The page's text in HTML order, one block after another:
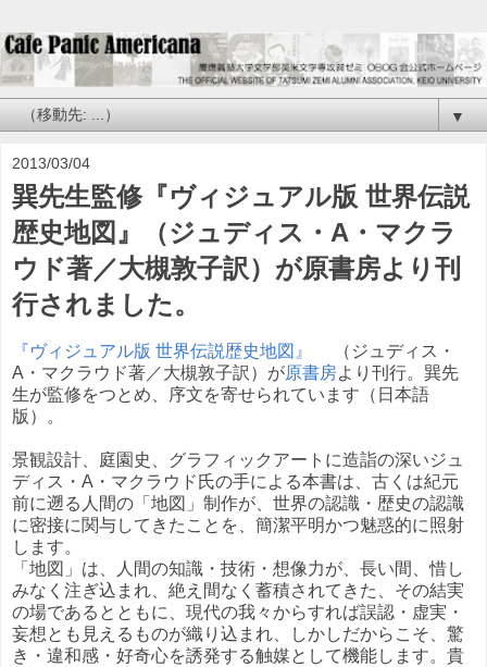
▼
2013/03/04
巽先生監修『ヴィジュアル版 世界伝説
歴史地図』（ジュディス・A・マクラ
ウド著／大槻敦子訳）が原書房より刊
行されました。
『ヴィジュアル版 世界伝説歴史地図』
（ジュディス・
A・マクラウド著／大槻敦子訳）が原書房より刊行。巽先
生が監修をつとめ、序文を寄せられています（日本語
版）。
景観設計、庭園史、グラフィックアートに造詣の深いジュ
ディス・A・マクラウド氏の手による本書は、古くは紀元
前に遡る人間の「地図」制作が、世界の認識・歴史の認識
に密接に関与してきたことを、簡潔平明かつ魅惑的に照射
します。
「地図」は、人間の知識・技術・想像力が、長い間、惜し
みなく注ぎ込まれ、絶え間なく蓄積されてきた、その結実
の場であるとともに、現代の我々からすれば誤認・虚実・
妄想とも見えるものが織り込まれ、しかしだからこそ、驚
き・違和感・好奇心を誘発する触媒として機能します。貴